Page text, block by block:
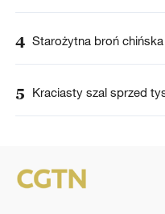
4 Starożytna broń chińska
5 Kraciasty szal sprzed